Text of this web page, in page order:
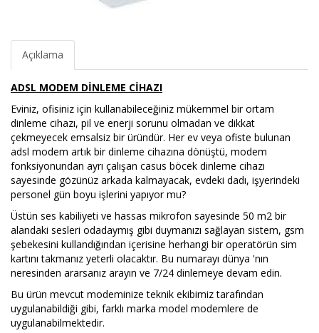
Açıklama
ADSL MODEM DİNLEME CİHAZI
Eviniz, ofisiniz için kullanabileceğiniz mükemmel bir ortam
dinleme cihazı, pil ve enerji sorunu olmadan ve dikkat
çekmeyecek emsalsiz bir üründür. Her ev veya ofiste bulunan
adsl modem artık bir dinleme cihazına dönüştü, modem
fonksiyonundan ayrı çalışan casus böcek dinleme cihazı
sayesinde gözünüz arkada kalmayacak, evdeki dadı, işyerindeki
personel gün boyu işlerini yapıyor mu?
Üstün ses kabiliyeti ve hassas mikrofon sayesinde 50 m2 bir
alandaki sesleri odadaymış gibi duymanızı sağlayan sistem, gsm
şebekesini kullandığından içerisine herhangi bir operatörün sim
kartını takmanız yeterli olacaktır. Bu numarayı dünya 'nın
neresinden ararsanız arayın ve 7/24 dinlemeye devam edin.
Bu ürün mevcut modeminize teknik ekibimiz tarafından
uygulanabildiği gibi, farklı marka model modemlere de
uygulanabilmektedir.